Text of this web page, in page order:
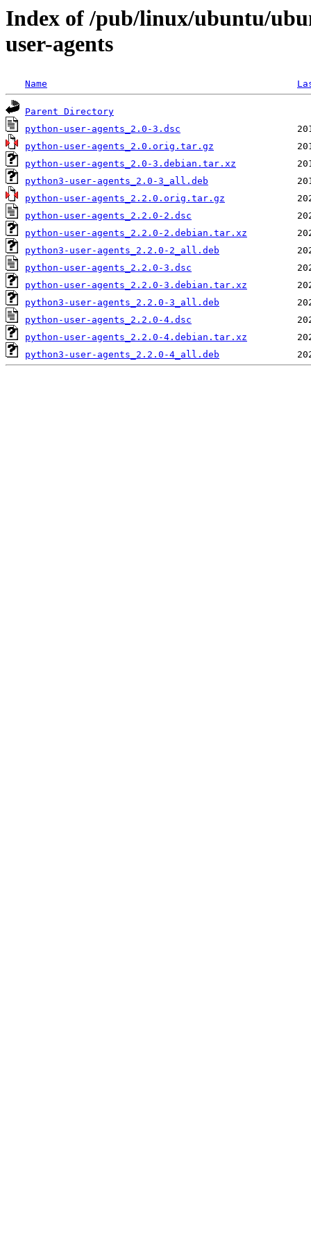
Index of /pub/linux/ubuntu/
user-agents
Name
Parent Directory
python-user-agents_2.0-3.dsc
python-user-agents_2.0.orig.tar.gz
python-user-agents_2.0-3.debian.tar.xz
python3-user-agents_2.0-3_all.deb
python-user-agents_2.2.0.orig.tar.gz
python-user-agents_2.2.0-2.dsc
python-user-agents_2.2.0-2.debian.tar.xz
python3-user-agents_2.2.0-2_all.deb
python-user-agents_2.2.0-3.dsc
python-user-agents_2.2.0-3.debian.tar.xz
python3-user-agents_2.2.0-3_all.deb
python-user-agents_2.2.0-4.dsc
python-user-agents_2.2.0-4.debian.tar.xz
python3-user-agents_2.2.0-4_all.deb